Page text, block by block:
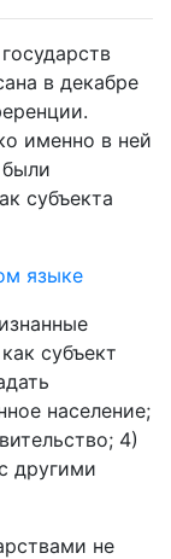
в декабре
именно в ней
субъекта
языке
субъект
население;
4)
другими
не